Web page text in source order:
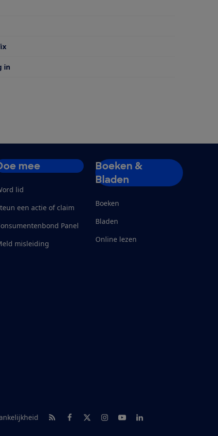
in
mee
lid
een actie of claim
Panel
misleiding
Boeken &
Bladen
Boeken
Bladen
Online lezen
RSS-feed nieuws
Facebook
TwitterInstagram
YoutubeLinkedIn